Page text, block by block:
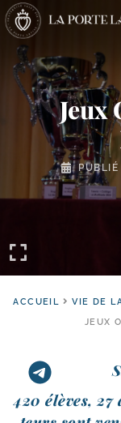
Jeux
ACCUEIL VIE DE
JEUX
420 élèves,